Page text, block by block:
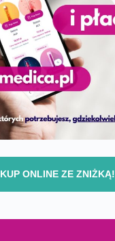
KUP ONLINE ZE ZNIŻKĄ!